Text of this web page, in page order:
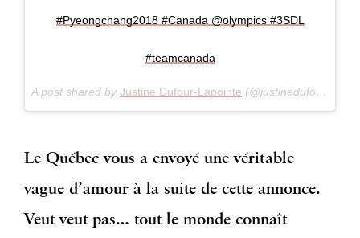
#Pyeongchang2018 #Canada @olympics #3SDL
#teamcanada
A post shared by Justine Dufour-Lapointe (@justinedufourlapointe) on
Le Québec vous a envoyé une véritable
vague d’amour à la suite de cette annonce.
Veut veut pas… tout le monde connaît